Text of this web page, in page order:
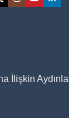
İlişkin